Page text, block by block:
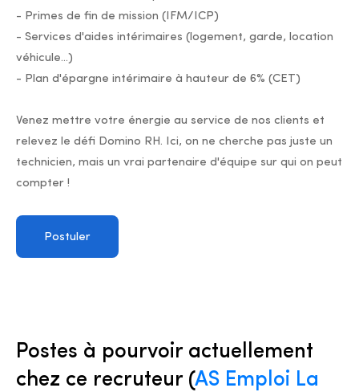
- Primes de fin de mission (IFM/ICP)
- Services d'aides intérimaires (logement, garde, location
véhicule...)
- Plan d'épargne intérimaire à hauteur de 6% (CET)
Venez mettre votre énergie au service de nos clients et
relevez le défi Domino RH. Ici, on ne cherche pas juste un
technicien, mais un vrai partenaire d'équipe sur qui on peut
compter !
Postuler
Postes à pourvoir actuellement
chez ce recruteur (AS Emploi La